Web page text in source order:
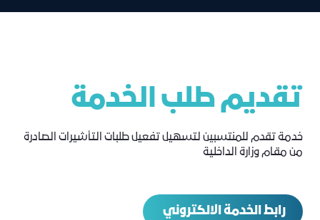
تقديم طلب الخدمة
خدمة تقدم للمنتسبين لتسهيل تفعيل طلبات التأشيرات الصادرة
من مقام وزارة الداخلية
رابط الخدمة الالكتروني